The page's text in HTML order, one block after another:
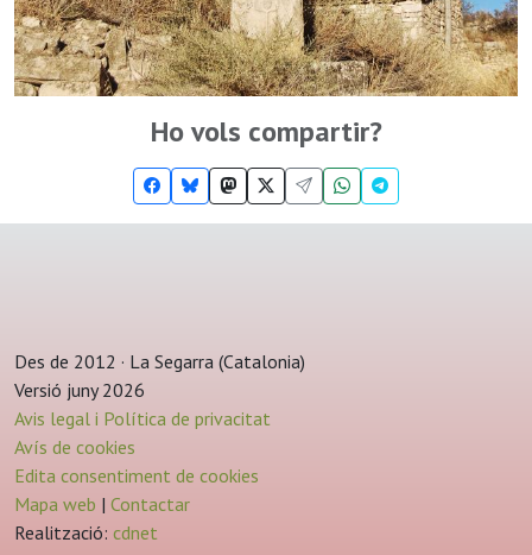
Ho vols compartir?
Des de 2012 · La Segarra (Catalonia)
Versió juny 2026
Avis legal i Política de privacitat
Avís de cookies
Edita consentiment de cookies
Mapa web | Contactar
Realització: cdnet